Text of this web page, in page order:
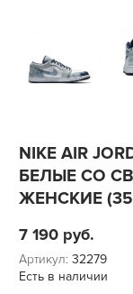
NIKE AIR
БЕЛЫЕ СО
ЖЕНСКИЕ
7 190 руб.
Артикул: 32279
Есть в наличии